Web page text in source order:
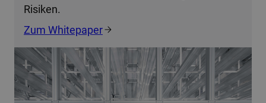
Risiken.
Zum Whitepaper